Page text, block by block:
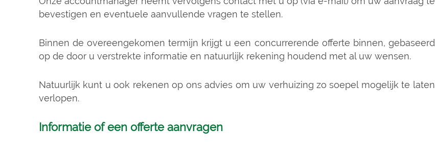
bevestigen en eventuele aanvullende vragen te stellen.
Binnen de overeengekomen termijn krijgt u een concurrerende offerte binnen, gebaseerd
op de door u verstrekte informatie en natuurlijk rekening houdend met al uw wensen.
Natuurlijk kunt u ook rekenen op ons advies om uw verhuizing zo soepel mogelijk te laten
verlopen.
Informatie of een offerte aanvragen